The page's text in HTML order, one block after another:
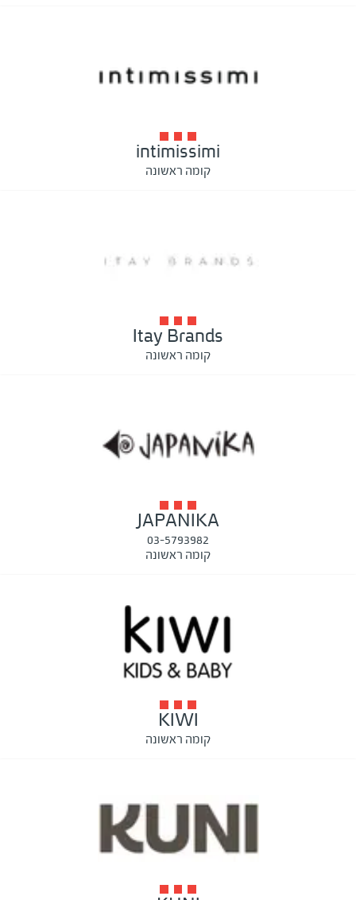
intimissimi
קומה ראשונה
Itay Brands
קומה ראשונה
JAPANIKA
03-5793982
קומה ראשונה
KIWI
קומה ראשונה